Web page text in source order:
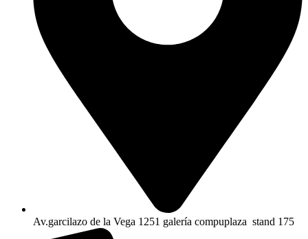
Av.garcilazo de la Vega 1251 galería compuplaza stand 175